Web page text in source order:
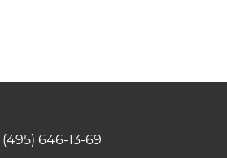
(495) 646-13-69